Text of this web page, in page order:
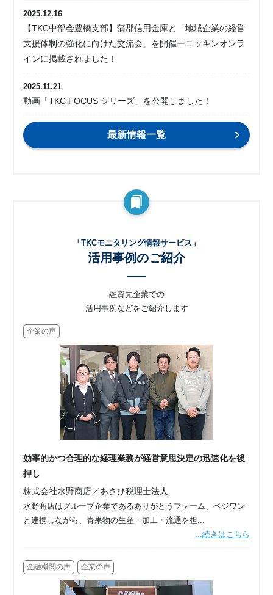
2025.12.16
【TKC中部会豊橋支部】蒲郡信用金庫と「地域企業の経営
支援体制の強化に向けた交流会」を開催ーニッキンオンラ
インに掲載されました！
2025.11.21
動画「TKC FOCUS シリーズ」を公開しました！
最新情報一覧
「TKCモニタリング情報サービス」
活用事例のご紹介
融資先企業での
活用事例などをご紹介します
企業の声
効率的かつ合理的な経理業務が経営意思決定の迅速化を後
押し
株式会社水野商店／あさひ税理士法人
水野商店はグループ企業であるありがとうファーム、ベジワン
と連携しながら、青果物の生産・加工・流通を担...
...続きはこちら
金融機関の声 企業の声